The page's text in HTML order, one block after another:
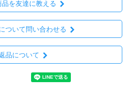
品を友達に教える
ついて問い合わせる
品について